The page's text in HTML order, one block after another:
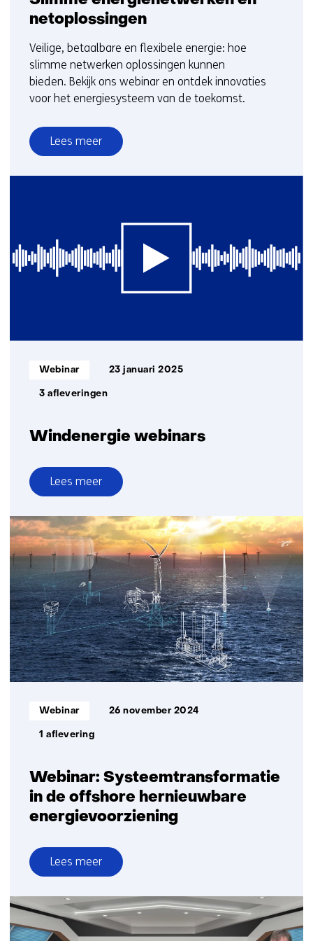
netoplossingen
Veilige, betaalbare en flexibele energie: hoe
slimme netwerken oplossingen kunnen
bieden. Bekijk ons webinar en ontdek innovaties
voor het energiesysteem van de toekomst.
Lees meer
over
Slimme
netoplossingen
Windenergie webinars
Informatietype:
Webinar 23 januari 2025
3 afleveringen
Lees meer
over
Windenergie
webinars
Webinar: Systeemtransformatie
in de offshore hernieuwbare
energievoorziening
Informatietype:
Webinar 26 november 2024
1 aflevering
Lees meer
over
Webinar:
Systeemtransformatie
in